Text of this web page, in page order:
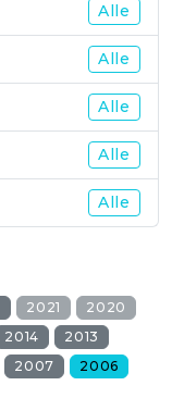
Alle
Alle
Alle
Alle
Alle
2021
2020
2014
2013
2007 2006